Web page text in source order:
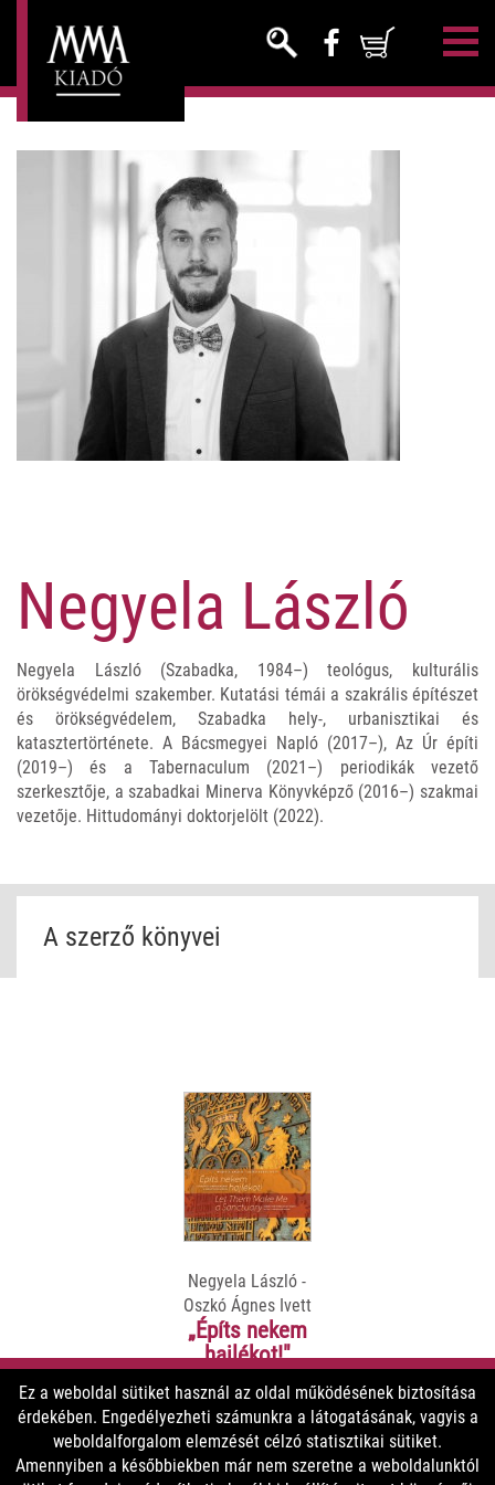
Negyela László
Negyela László (Szabadka, 1984–) teológus, kulturális
örökségvédelmi szakember. Kutatási témái a szakrális építészet
és örökségvédelem, Szabadka hely-, urbanisztikai és
katasztertörténete. A Bácsmegyei Napló (2017–), Az Úr építi
(2019–) és a Tabernaculum (2021–) periodikák vezető
szerkesztője, a szabadkai Minerva Könyvképző (2016–) szakmai
vezetője. Hittudományi doktorjelölt (2022).
A szerző könyvei
Negyela László -
Oszkó Ágnes Ivett
„Építs nekem
hajlékot!"
8800 Ft
6600 Ft
Ez a weboldal sütiket használ az oldal működésének biztosítása
érdekében. Engedélyezheti számunkra a látogatásának, vagyis a
weboldalforgalom elemzését célzó statisztikai sütiket.
Amennyiben a későbbiekben már nem szeretne a weboldalunktól